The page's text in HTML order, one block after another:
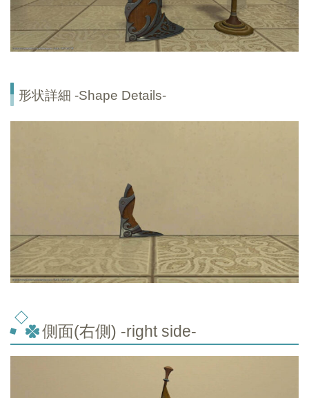
形状詳細 -Shape Details-
側面(右側) -right side-